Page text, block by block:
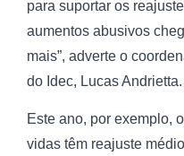
para suportar os
aumentos abusivos
mais”, adverte o
do Idec, Lucas Andrietta.
Este ano, por exemplo,
vidas têm reajuste